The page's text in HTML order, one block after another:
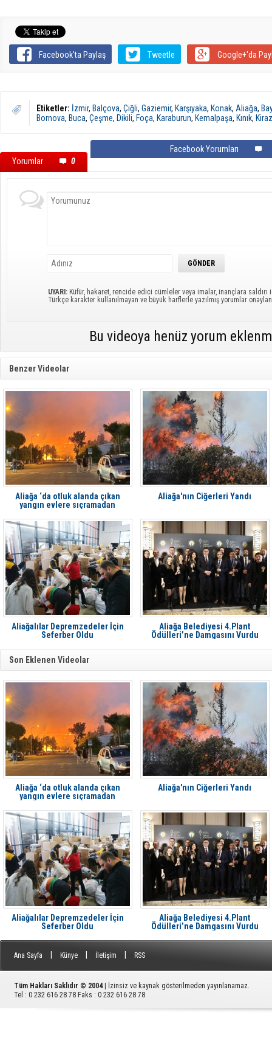
Facebook'ta Paylaş Tweetle Google+'da
Etiketler: İzmir, Balçova, Çiğli, Gaziemir, Karşıyaka, Konak, Aliağa,
Bornova, Buca, Çeşme, Dikili, Foça, Karaburun, Kemalpaşa, Kınık, Kiraz
Yorumlar 0
Facebook Yorumları
UYARI: Küfür, hakaret, rencide edici cümleler veya imalar, inançlara saldırı
Türkçe karakter kullanılmayan ve büyük harflerle yazılmış yorumlar
Bu videoya henüz yorum
Benzer Videolar
Aliağa ‘da otluk alanda çıkan
yangın evlere sıçramadan
Aliağa'nın Ciğerleri Yandı
Aliağalılar Depremzedeler İçin
Seferber Oldu
Aliağa Belediyesi 4.Plant
Ödülleri’ne Damgasını Vurdu
Son Eklenen Videolar
Aliağa ‘da otluk alanda çıkan
yangın evlere sıçramadan
Aliağa'nın Ciğerleri Yandı
Aliağalılar Depremzedeler İçin
Seferber Oldu
Aliağa Belediyesi 4.Plant
Ödülleri’ne Damgasını Vurdu
Ana Sayfa Künye İletişim RSS
Tüm Hakları Saklıdır © 2004| İzinsiz ve kaynak gösterilmeden yayınlanamaz.
Tel : 0 232 616 28 78 Faks : 0 232 616 28 78